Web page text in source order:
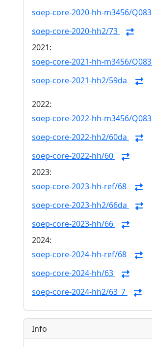
soep-core-2020-hh-m3456/Q083
soep-core-2020-hh2/73
2021:
soep-core-2021-hh-m3456/Q083
soep-core-2021-hh2/59da
2022:
soep-core-2022-hh-m3456/Q083
soep-core-2022-hh2/60da
soep-core-2022-hh/60
2023:
soep-core-2023-hh-ref/68
soep-core-2023-hh2/66da
soep-core-2023-hh/66
2024:
soep-core-2024-hh-ref/68
soep-core-2024-hh/63
soep-core-2024-hh2/63_7
Info